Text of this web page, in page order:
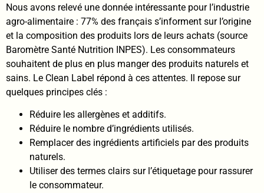
Nous avons relevé une donnée intéressante pour l’industrie
agro-alimentaire : 77% des français s’informent sur l’origine
et la composition des produits lors de leurs achats (source
Baromètre Santé Nutrition INPES). Les consommateurs
souhaitent de plus en plus manger des produits naturels et
sains. Le Clean Label répond à ces attentes. Il repose sur
quelques principes clés :
Réduire les allergènes et additifs.
Réduire le nombre d’ingrédients utilisés.
Remplacer des ingrédients artificiels par des produits
naturels.
Utiliser des termes clairs sur l’étiquetage pour rassurer
le consommateur.